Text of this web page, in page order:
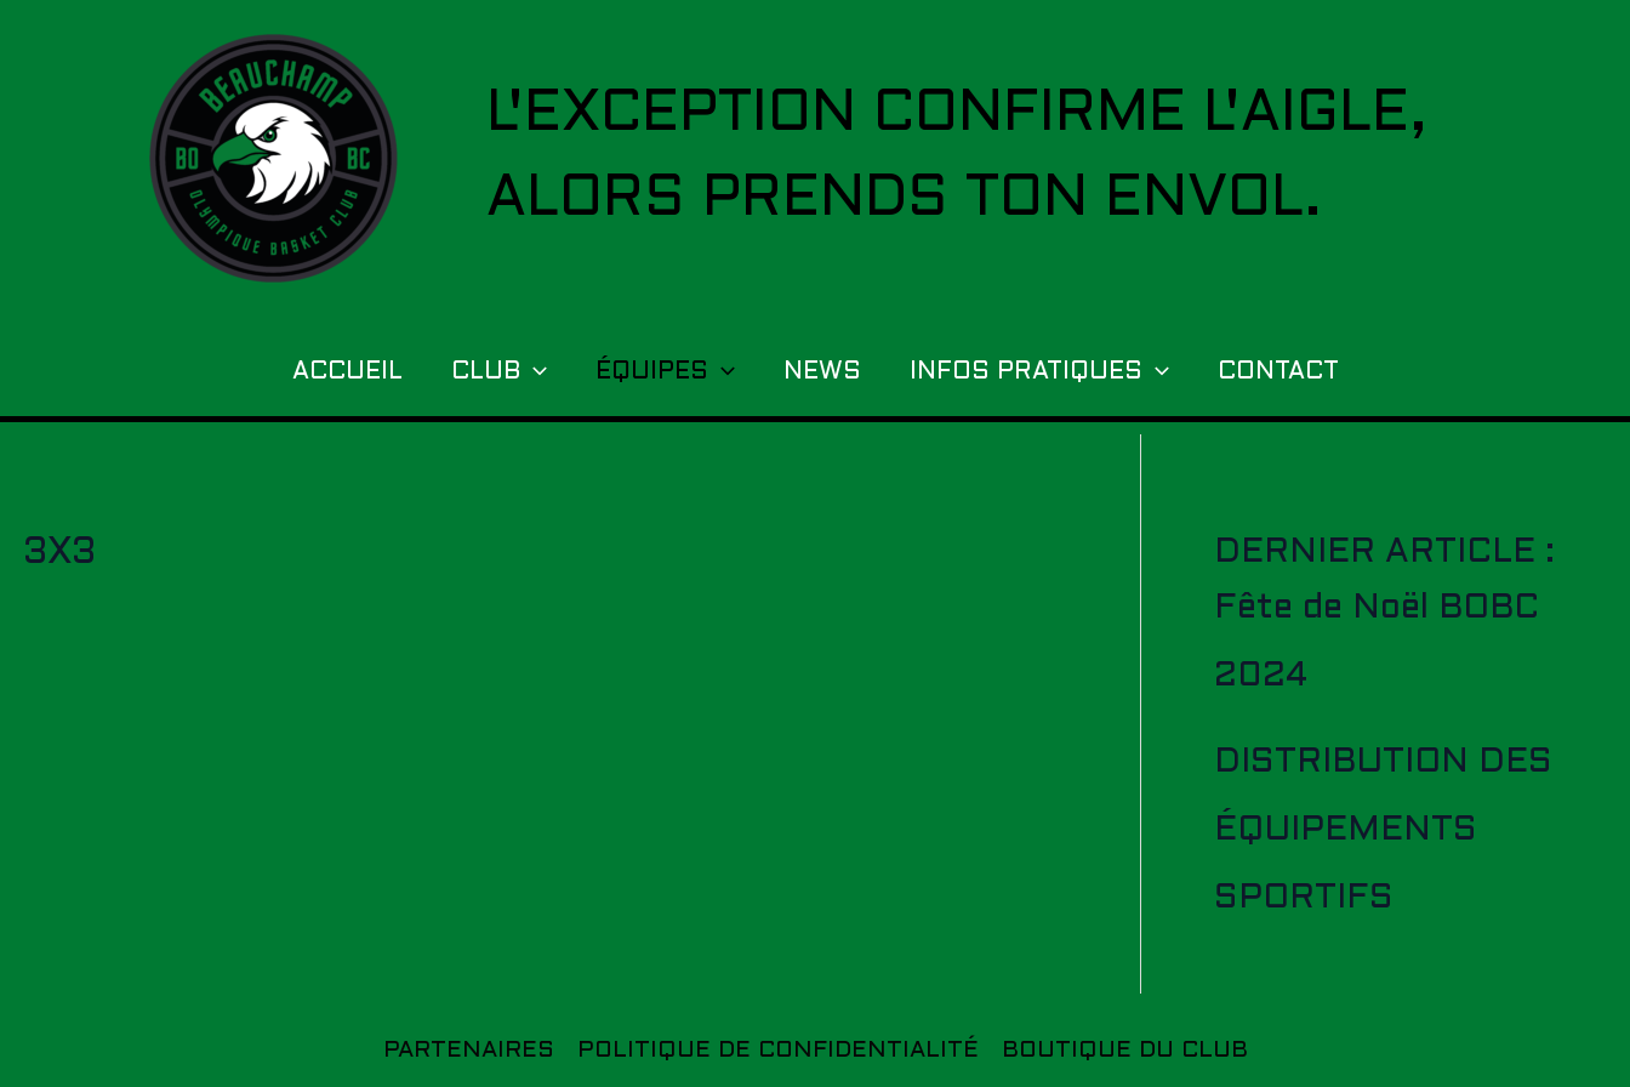
L'EXCEPTION CONFIRME L'AIGLE,
ALORS PRENDS TON ENVOL.
ACCUEIL CLUB ÉQUIPES NEWS INFOS PRATIQUES CONTACT
3X3
DERNIER ARTICLE :
Fête de Noël BOBC
2024
DISTRIBUTION DES
ÉQUIPEMENTS
SPORTIFS
PARTENAIRES POLITIQUE DE CONFIDENTIALITÉ BOUTIQUE DU CLUB